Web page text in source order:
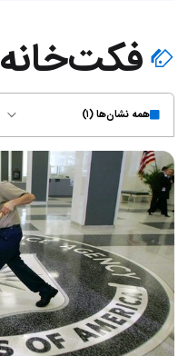
فکت‌خانه
همه نشان‌ها (۱)